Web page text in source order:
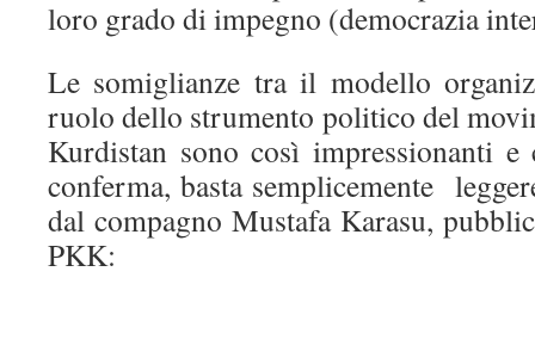
loro grado di impegno (democrazia
Le somiglianze tra il modello
ruolo dello strumento politico del
Kurdistan sono così impressionanti e
conferma, basta semplicemente
dal compagno Mustafa Karasu,
PKK: